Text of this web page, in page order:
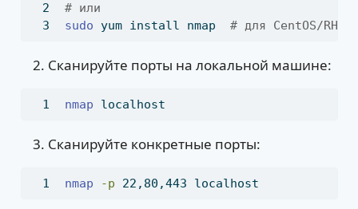
# или
sudo yum install nmap # для CentOS/RHEL
Сканируйте порты на локальной машине:
nmap localhost
Сканируйте конкретные порты:
nmap -p 22,80,443 localhost